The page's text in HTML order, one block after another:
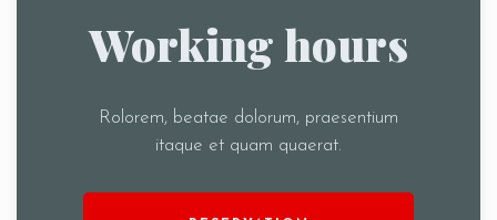
Working hours
Rolorem, beatae dolorum, praesentium
itaque et quam quaerat.